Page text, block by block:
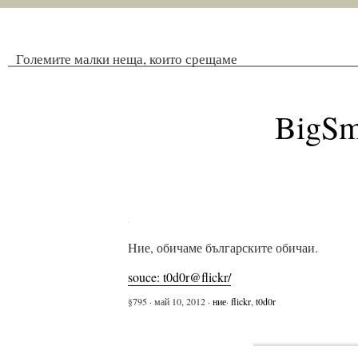
Големите малки неща, които срещаме
Ние, обичаме българските обичаи.
souce: t0d0r@flickr/
§795 · май 10, 2012 · ние· flickr, t0d0r